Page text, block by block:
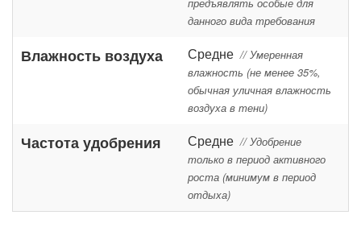
данного вида требования
Влажность воздуха Средне // Умеренная
влажность (не менее 35%,
обычная уличная влажность
воздуха в тени)
Частота удобрения Средне // Удобрение
только в период активного
роста (минимум в период
отдыха)